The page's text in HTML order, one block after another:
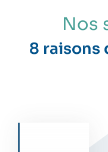
Nos
8 raisons